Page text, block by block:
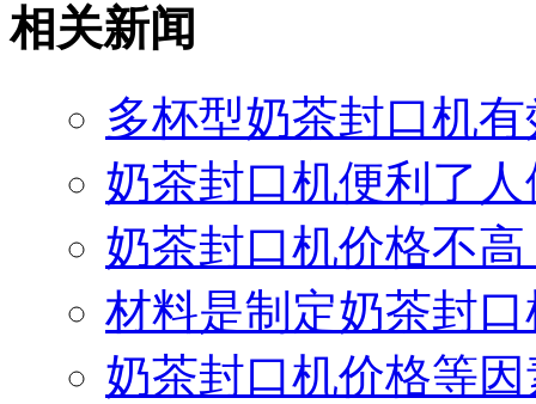
相关新闻
多杯型奶茶封口机
奶茶封口机便利了
奶茶封口机价格不
材料是制定奶茶封
奶茶封口机价格等因